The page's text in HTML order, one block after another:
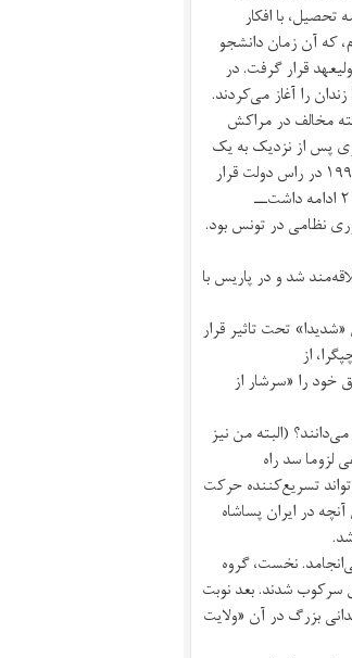
تحصیل، با افکار
که آن زمان دانشجو
در مقام ولیعهد قرار گرفت. در
را آغاز می‌کردند.
برجسته مخالف در مراکش
پس از نزدیک به یک
دهه فراز‌و‌نشیب، به موفقیت رسید و یوسفی به‌عنوان آخرین نخست‌وزیر ملک حسن دوم از فوریه ۱۹۹۸ در راس دولت قرار
گرفت. نخست‌وزیری او پس از مرگ حسن دوم و به سلطنت رسیدن ملک محمد ششم تا سال ۲۰۰۲ ادامه داشت‌ــ
نظامی در تونس بود.
علاقه‌مند شد و در پاریس با
تحت تاثیر قرار
از
را «سرشار از
(البته من نیز
لزوما سد راه
تسریع‌کننده حرکت
در ایران پسا‌شاه
نخست، گروه
شدند. بعد نوبت
بزرگ در آن «ولایت